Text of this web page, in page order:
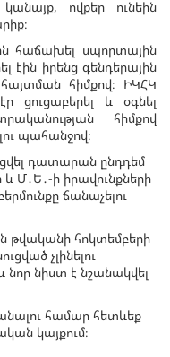
ովքեր ունեին
հաճախել սպորտային
էին իրենց գենդերային
հիմքով։ ԻԿՀԿ
ցուցաբերել և օգնել
հիմքով
պահանջով։
դատարան ընդդեմ
Մ․Ե․-ի իրավունքների
ճանաչելու
թվականի հոկտեմբերի
չլինելու
նիստ է նշանակվել
համար հետևեք
կայքում։